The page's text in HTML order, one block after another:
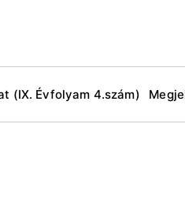
(IX. Évfolyam 4.szám)